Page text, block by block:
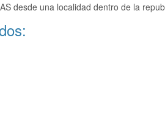
desde una localidad dentro de la